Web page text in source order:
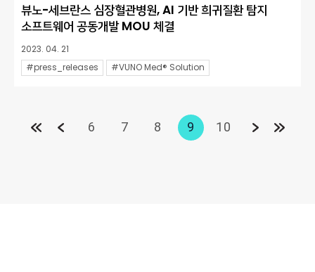
뷰노-세브란스 심장혈관병원, AI 기반 희귀질환 탐지
소프트웨어 공동개발 MOU 체결
2023. 04. 21
#press_releases
#VUNO Med® Solution
6 7 8 9 10